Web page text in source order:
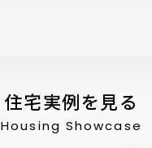
住宅実例を見る
Housing Showcase